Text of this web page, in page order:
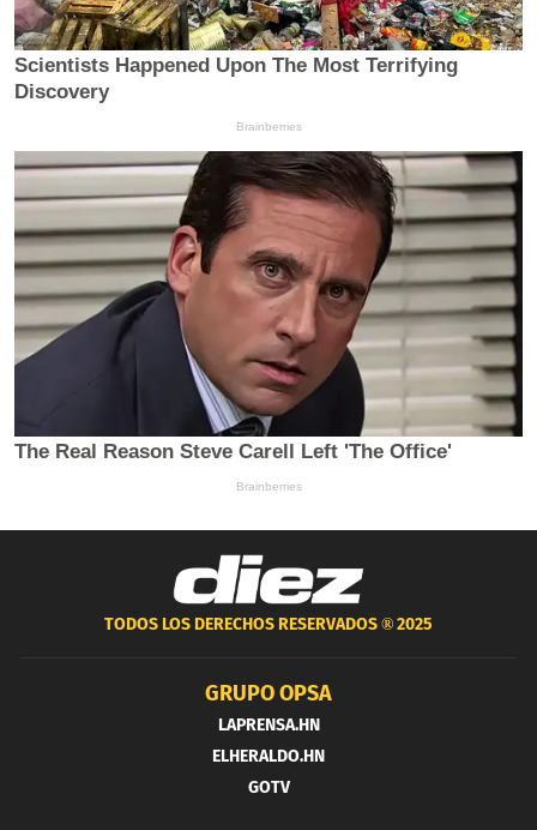
TODOS LOS DERECHOS RESERVADOS ®2025
GRUPO OPSA
LAPRENSA.HN
ELHERALDO.HN
GOTV